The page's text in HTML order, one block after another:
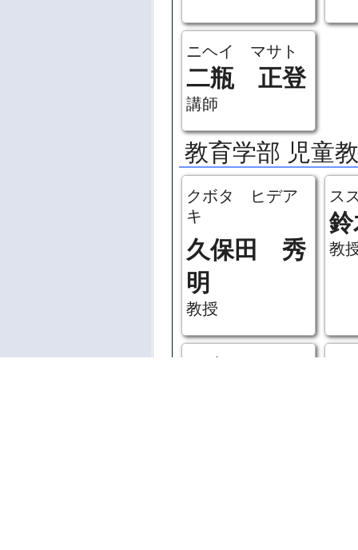
ニヘイ マサト
二瓶 正登
講師
教育学部 児童
クボタ ヒデア
キ
久保田 秀
明
教授
ス
教